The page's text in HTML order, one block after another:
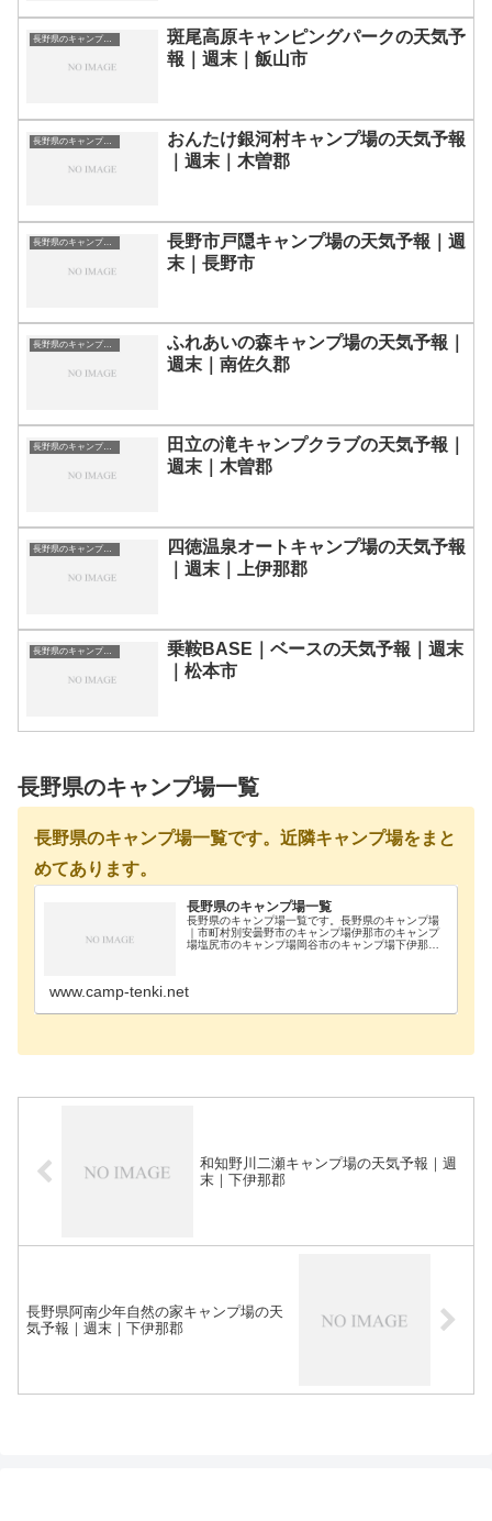
長野県のキャンプ場一覧
斑尾高原キャンピングパークの天気予
報｜週末｜飯山市
長野県のキャンプ場一覧
おんたけ銀河村キャンプ場の天気予報
｜週末｜木曽郡
長野県のキャンプ場一覧
長野市戸隠キャンプ場の天気予報｜週
末｜長野市
長野県のキャンプ場一覧
ふれあいの森キャンプ場の天気予報｜
週末｜南佐久郡
長野県のキャンプ場一覧
田立の滝キャンプクラブの天気予報｜
週末｜木曽郡
長野県のキャンプ場一覧
四徳温泉オートキャンプ場の天気予報
｜週末｜上伊那郡
長野県のキャンプ場一覧
乗鞍BASE｜ベースの天気予報｜週末
｜松本市
長野県のキャンプ場一覧
長野県のキャンプ場一覧です。近隣キャンプ場をまと
めてあります。
長野県のキャンプ場一覧
長野県のキャンプ場一覧です。長野県のキャンプ場
｜市町村別安曇野市のキャンプ場伊那市のキャンプ
場塩尻市のキャンプ場岡谷市のキャンプ場下伊那郡
www.camp-tenki.net
和知野川二瀬キャンプ場の天気予報｜週
末｜下伊那郡
長野県阿南少年自然の家キャンプ場の天
気予報｜週末｜下伊那郡